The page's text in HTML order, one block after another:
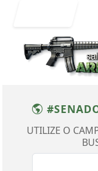
UTILIZE O